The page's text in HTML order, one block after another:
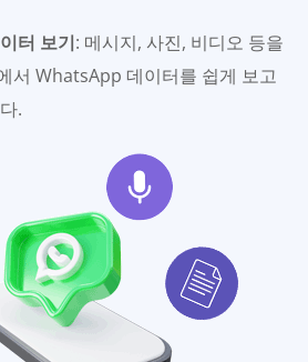
터 보기: 메시지, 사진, 비디오 등을
서 WhatsApp 데이터를 쉽게 보고
.